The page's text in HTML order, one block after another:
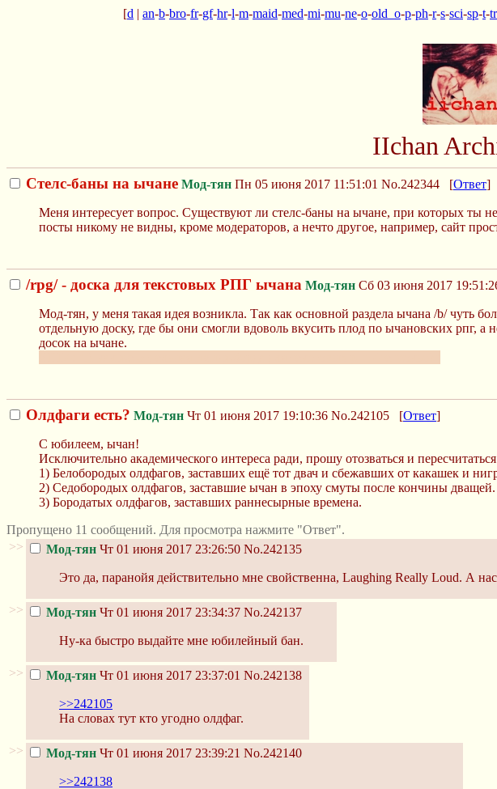
[d | an-b-bro-fr-gf-hr-l-m-maid-med-mi-mu-ne-o-old_o-p-ph-r-s-sci-sp-t-
IIchan
Стелс-баны на ычане Мод-тян Пн 05 июня 2017 11:51:01 No.242344 [Ответ]
Меня интересует вопрос. Существуют ли стелс-баны на ычане, при которых ты
посты никому не видны, кроме модераторов, а нечто другое, например, сайт
/rpg/ - доска для текстовых РПГ ычана Мод-тян Сб 03 июня 2017
Мод-тян, у меня такая идея возникла. Так как основной раздела ычана /b/ чуть
отдельную доску, где бы они смогли вдоволь вкусить плод по ычановских рпг,
досок на ычане.
Олдфаги есть? Мод-тян Чт 01 июня 2017 19:10:36 No.242105 [Ответ]
С юбилеем, ычан!
Исключительно академического интереса ради, прошу отозваться и
1) Белобородых олдфагов, заставших ещё тот двач и сбежавших от какашек и
2) Седобородых олдфагов, заставшие ычан в эпоху смуты после кончины дващей.
3) Бородатых олдфагов, заставших раннесырные времена.
Пропущено 11 сообщений. Для просмотра нажмите "Ответ".
>>
Мод-тян Чт 01 июня 2017 23:26:50 No.242135
Это да, паранойя действительно мне свойственна, Laughing Really Loud. А
>> Мод-тян Чт 01 июня 2017 23:34:37 No.242137
Ну-ка быстро выдайте мне юбилейный бан.
>> Мод-тян Чт 01 июня 2017 23:37:01 No.242138
>>242105
На словах тут кто угодно олдфаг.
>> Мод-тян Чт 01 июня 2017 23:39:21 No.242140
>>242138